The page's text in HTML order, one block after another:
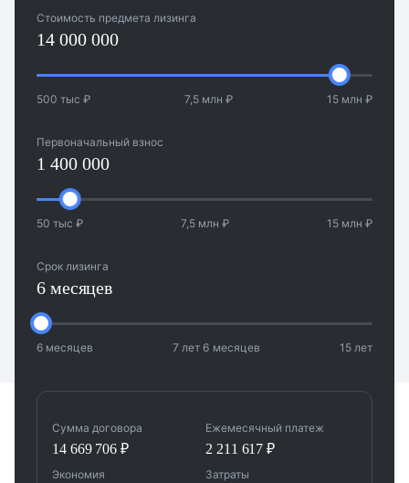
Стоимость предмета лизинга
500 тыс ₽ 7,5 млн ₽ 15 млн ₽
Первоначальный взнос
50 тыс ₽ 7,5 млн ₽ 15 млн ₽
Срок лизинга
6 месяцев
6 месяцев 7 лет 6 месяцев 15 лет
Сумма договора
14 669 706 ₽
Ежемесячный платеж
2 211 617 ₽
Экономия Затраты